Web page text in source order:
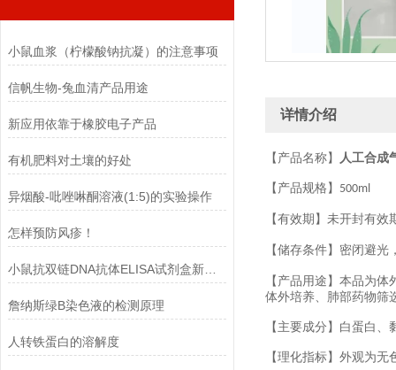
小鼠血浆（柠檬酸钠抗凝）的注意事项
信帆生物-兔血清产品用途
新应用依靠于橡胶电子产品
有机肥料对土壤的好处
异烟酸-吡唑啉酮溶液(1:5)的实验操作
怎样预防风疹！
小鼠抗双链DNA抗体ELISA试剂盒新一代产品正确的选择！
詹纳斯绿B染色液的检测原理
人转铁蛋白的溶解度
详情介绍
【产品名称】 人工合成
【产品规格 】 500ml
【有效期】未开封有效
【储存条件】密闭避光
【产品用途】本品为
体外培养、肺部药物筛
【主要成分】白蛋白
【理化指标】外观为